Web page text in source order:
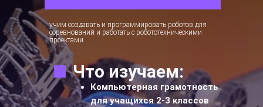
учим создавать и программировать роботов для
соревнований и работать с робототехническими
проектами
Компьютерная грамотность
для учащихся 2-3 классов
Что изучаем: